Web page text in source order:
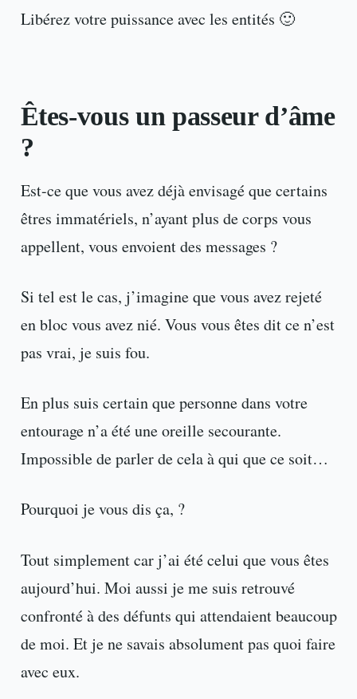
Libérez votre puissance avec les entités 🙂
Êtes-vous un passeur d’âme
?
Est-ce que vous avez déjà envisagé que certains
êtres immatériels, n’ayant plus de corps vous
appellent, vous envoient des messages ?
Si tel est le cas, j’imagine que vous avez rejeté
en bloc vous avez nié. Vous vous êtes dit ce n’est
pas vrai, je suis fou.
En plus suis certain que personne dans votre
entourage n’a été une oreille secourante.
Impossible de parler de cela à qui que ce soit…
Pourquoi je vous dis ça, ?
Tout simplement car j’ai été celui que vous êtes
aujourd’hui. Moi aussi je me suis retrouvé
confronté à des défunts qui attendaient beaucoup
de moi. Et je ne savais absolument pas quoi faire
avec eux.